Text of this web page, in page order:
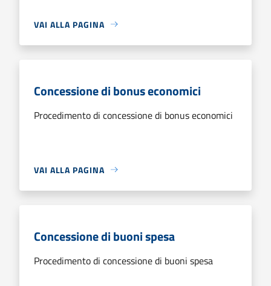
VAI ALLA PAGINA
Concessione di bonus economici
Procedimento di concessione di bonus economici
VAI ALLA PAGINA
Concessione di buoni spesa
Procedimento di concessione di buoni spesa